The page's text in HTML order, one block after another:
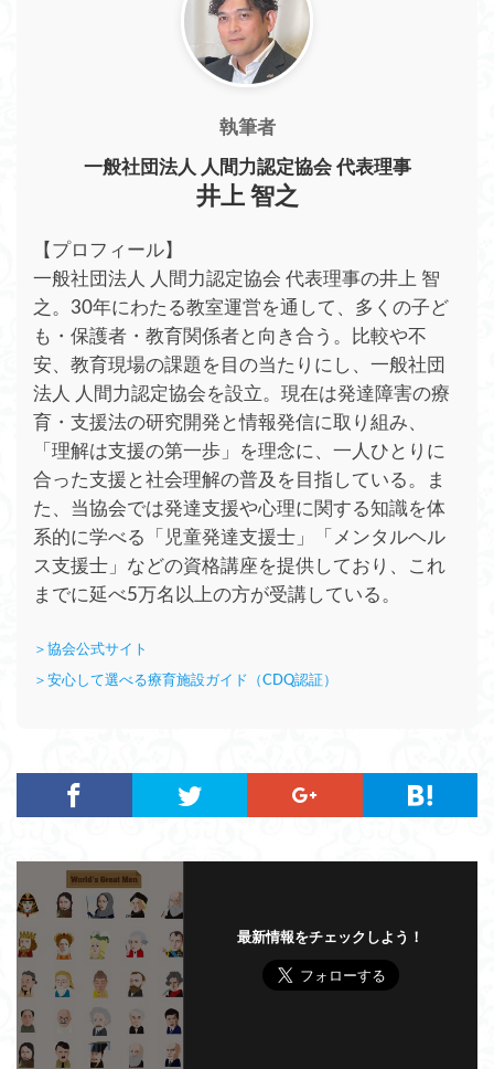
執筆者
一般社団法人 人間力認定協会 代表理事
井上 智之
【プロフィール】
一般社団法人 人間力認定協会 代表理事の井上 智
之。30年にわたる教室運営を通して、多くの子ど
も・保護者・教育関係者と向き合う。比較や不
安、教育現場の課題を目の当たりにし、一般社団
法人 人間力認定協会を設立。現在は発達障害の療
育・支援法の研究開発と情報発信に取り組み、
「理解は支援の第一歩」を理念に、一人ひとりに
合った支援と社会理解の普及を目指している。ま
た、当協会では発達支援や心理に関する知識を体
系的に学べる「児童発達支援士」「メンタルヘル
ス支援士」などの資格講座を提供しており、これ
までに延べ5万名以上の方が受講している。
＞協会公式サイト
＞安心して選べる療育施設ガイド（CDQ認証）
最新情報をチェックしよう！